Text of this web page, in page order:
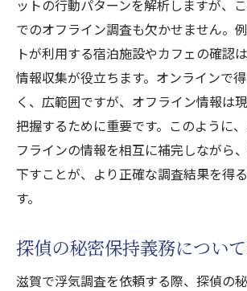
ットの行動パターンを解析しますが、
でのオフライン調査も欠かせません。
トが利用する宿泊施設やカフェの確認
情報収集が役立ちます。オンラインで
く、広範囲ですが、オフライン情報は
把握するために重要です。このように
フラインの情報を相互に補完しながら
下すことが、より正確な調査結果を得
す。
探偵の秘密保持義務につい
滋賀で浮気調査を依頼する際、探偵の